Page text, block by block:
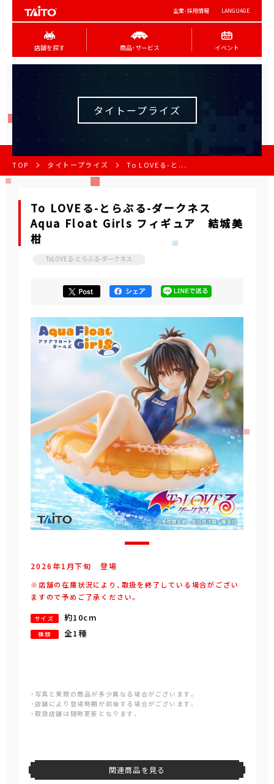
企業･採用情報 LANGUAGE
店舗を探す 商品･サービス イベント
タイトープライズ
TOP タイトープライズ To LOVEる-と...
To LOVEる-とらぶる-ダークネス
Aqua Float Girls フィギュア 結城美
柑
ToLOVEる-とらぶる-ダークネス
2026年1 月下旬 登場
※店舗の在庫状況により、取扱を終了している場合がござい
ますので予めご了承ください。
サイズ 約10cm
種類 全1種
・写真と実際の商品が多少異なる場合がございます。
・店舗により登場時期が前後する場合がございます。
・取扱店舗は随時更新となります。
関連商品を見る